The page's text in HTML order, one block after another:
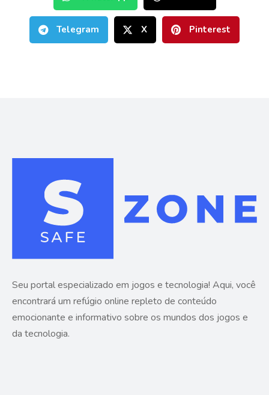
Telegram X Pinterest
Seu portal especializado em jogos e tecnologia! Aqui, você
encontrará um refúgio online repleto de conteúdo
emocionante e informativo sobre os mundos dos jogos e
da tecnologia.